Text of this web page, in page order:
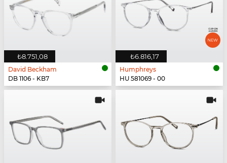
₺8.751,08
David Beckham
DB 1106 - KB7
₺6.816,17
Humphreys
HU 581069 - 00